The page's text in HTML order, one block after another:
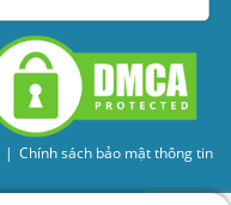
| Chính sách bảo mật thông tin